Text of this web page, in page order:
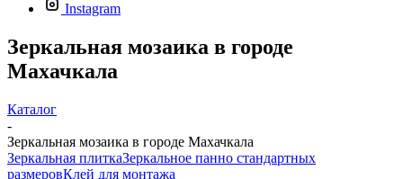
Instagram
Зеркальная мозаика в городе
Махачкала
Каталог
-
Зеркальная мозаика в городе Махачкала
Зеркальная плиткаЗеркальное панно стандартных
размеровКлей для монтажа